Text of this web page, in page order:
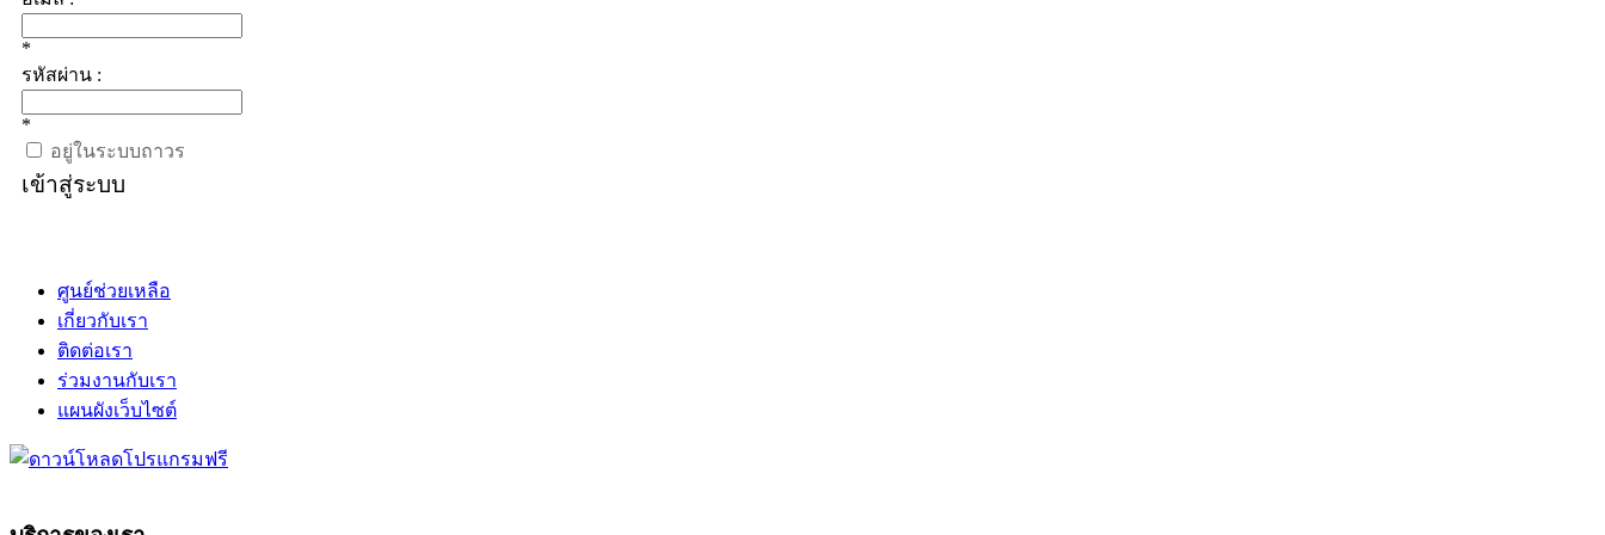
*
รหัสผ่าน :
*
อยู่ในระบบถาวร
เข้าสู่ระบบ
ศูนย์ช่วยเหลือ
เกี่ยวกับเรา
ติดต่อเรา
ร่วมงานกับเรา
แผนผังเว็บไซต์